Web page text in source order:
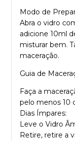
Modo de
Abra o vidro
adicione 10ml
misturar bem.
maceração.
Guia de
Faça a
pelo menos 10
Dias Ímpares:
Leve o Vidro
Retire, retire a